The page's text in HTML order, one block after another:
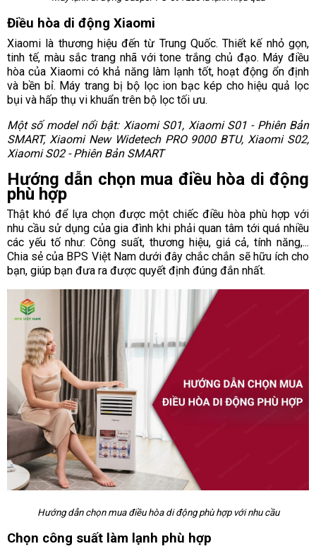
Điều hòa di động Xiaomi
Xiaomi là thương hiệu đến từ Trung Quốc. Thiết kế nhỏ gọn,
tinh tế, màu sắc trang nhã với tone trắng chủ đạo. Máy điều
hòa của Xiaomi có khả năng làm lạnh tốt, hoạt động ổn định
và bền bỉ. Máy trang bị bộ lọc ion bạc kép cho hiệu quả lọc
bụi và hấp thụ vi khuẩn trên bộ lọc tối ưu.
Một số model nổi bật: Xiaomi S01, Xiaomi S01 - Phiên Bản
SMART, Xiaomi New Widetech PRO 9000 BTU, Xiaomi S02,
Xiaomi S02 - Phiên Bản SMART
Hướng dẫn chọn mua điều hòa di động
phù hợp
Thật khó để lựa chọn được một chiếc điều hòa phù hợp với
nhu cầu sử dụng của gia đình khi phải quan tâm tới quá nhiều
các yếu tố như: Công suất, thương hiệu, giá cả, tính năng,...
Chia sẻ của BPS Việt Nam dưới đây chắc chắn sẽ hữu ích cho
bạn, giúp bạn đưa ra được quyết định đúng đắn nhất.
Hướng dẫn chọn mua điều hòa di động phù hợp với nhu cầu
Chọn công suất làm lạnh phù hợp